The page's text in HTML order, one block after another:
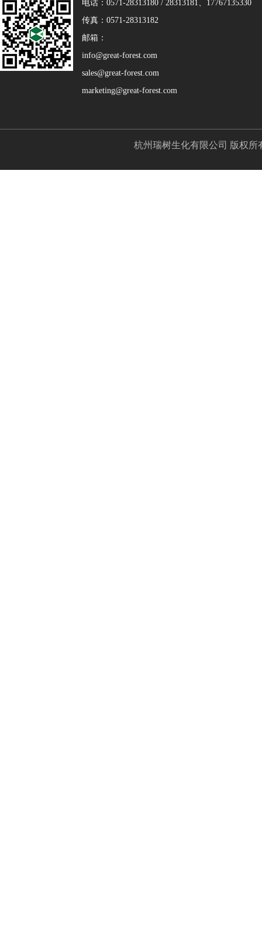
电话：0571-28313180 / 28313181、17767135330
传真：0571-28313182
邮箱：
info@great-forest.com
sales@great-forest.com
marketing@great-forest.com
杭州瑞树生化有限公司 版权所